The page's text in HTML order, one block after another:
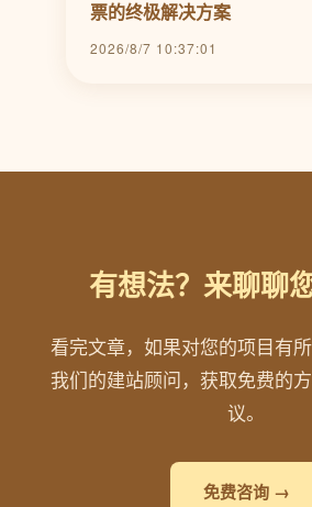
票的终极解决方案
2026/8/7 10:37:01
有想法？来聊聊
看完文章，如果对您的项目有
我们的建站顾问，获取免费的
议。
免费咨询 →